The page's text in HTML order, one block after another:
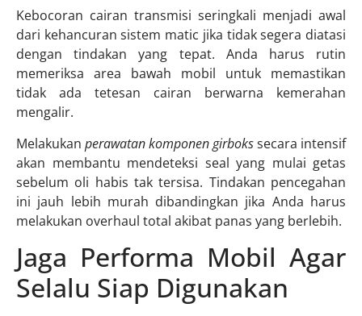
Kebocoran cairan transmisi seringkali menjadi awal
dari kehancuran sistem matic jika tidak segera diatasi
dengan tindakan yang tepat. Anda harus rutin
memeriksa area bawah mobil untuk memastikan
tidak ada tetesan cairan berwarna kemerahan
mengalir.
Melakukan perawatan komponen girbokssecara intensif
akan membantu mendeteksi seal yang mulai getas
sebelum oli habis tak tersisa. Tindakan pencegahan
ini jauh lebih murah dibandingkan jika Anda harus
melakukan overhaul total akibat panas yang berlebih.
Jaga Performa Mobil Agar
Selalu Siap Digunakan